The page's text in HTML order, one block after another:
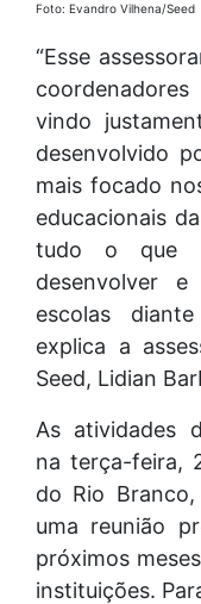
Foto: Evandro Vilhena/Seed
“Esse
vindo
desenvolvido
mais focado
educacionais
tudo o que
desenvolver
escolas
explica a
Seed, Lidian
As atividades
na terça-feira,
do Rio
uma reunião
próximos
instituições.